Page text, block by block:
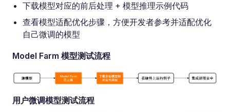
下载模型对应的前后处理 + 模型推理示例代码
查看模型适配优化步骤，方便开发者参考并适配优化
自己微调的模型
Model Farm 模型测试流程
用户微调模型测试流程